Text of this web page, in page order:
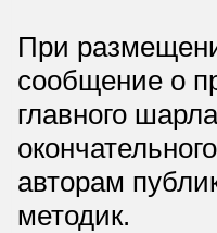
При
сообщение о
главного
авторам
методик.